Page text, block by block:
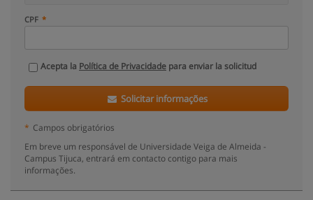
CPF
Acepta la Política de Privacidade para enviar la solicitud
Solicitar informações
* Campos obrigatórios
Em breve um responsável de Universidade Veiga de Almeida -
Campus Tijuca, entrará em contacto contigo para mais
informações.